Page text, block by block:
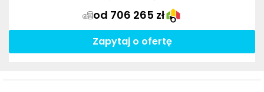
od 706 265 zł
Zapytaj o ofertę